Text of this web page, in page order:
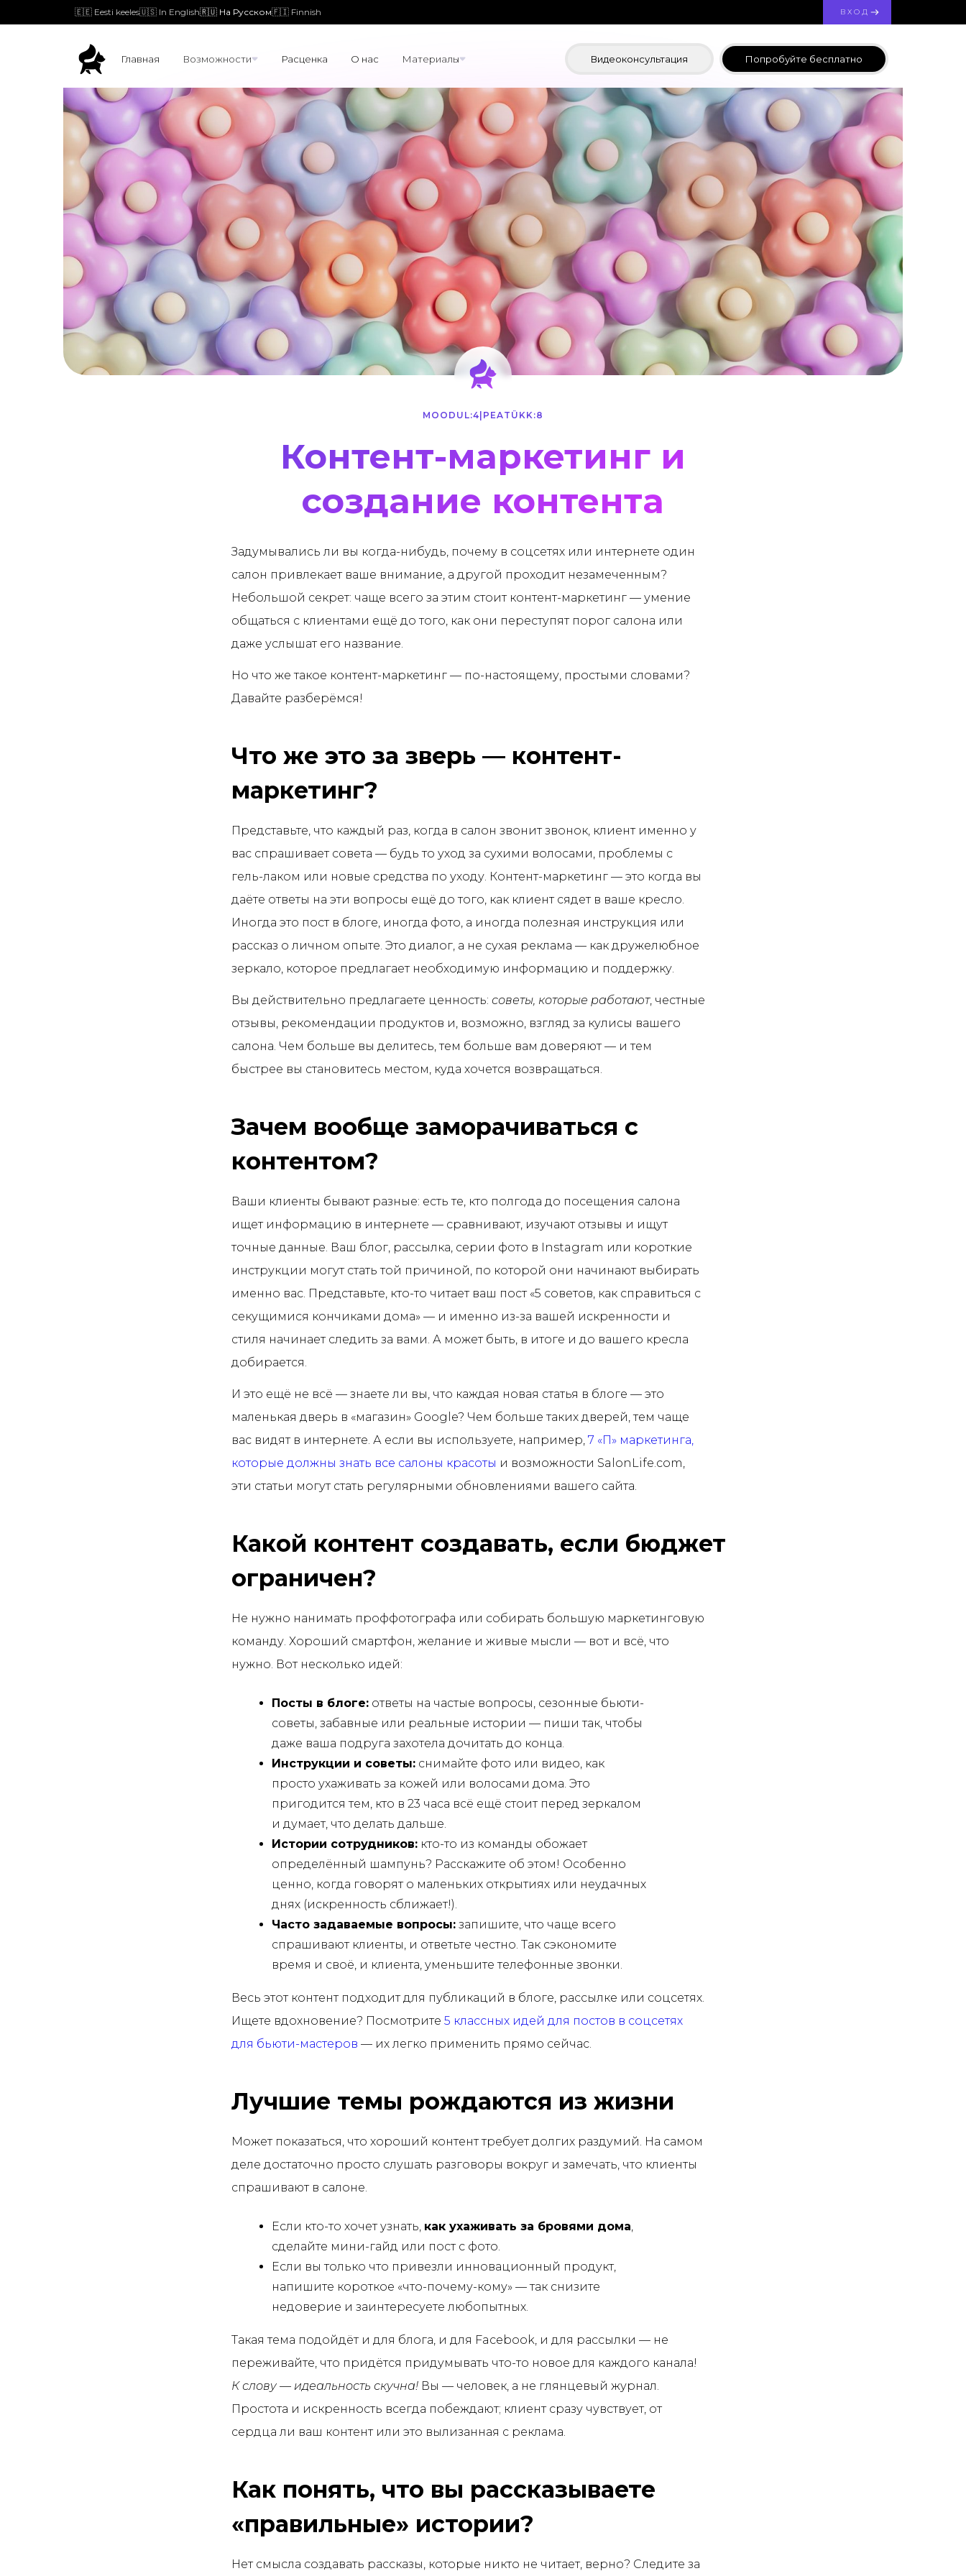
🇪🇪 Eesti keeles🇺🇸 In English🇷🇺 На Русском🇫🇮 Finnish ВХОД
Главная Возможности Расценка О нас Материалы Видеоконсультация Попробуйте бесплатно
MOODUL:4 PEATÜKK:8
Контент-маркетинг и
создание контента
Задумывались ли вы когда-нибудь, почему в соцсетях или интернете один
салон привлекает ваше внимание, а другой проходит незамеченным?
Небольшой секрет: чаще всего за этим стоит контент-маркетинг — умение
общаться с клиентами ещё до того, как они переступят порог салона или
даже услышат его название.
Но что же такое контент-маркетинг — по-настоящему, простыми словами?
Давайте разберёмся!
Что же это за зверь — контент-
маркетинг?
Представьте, что каждый раз, когда в салон звонит звонок, клиент именно у
вас спрашивает совета — будь то уход за сухими волосами, проблемы с
гель-лаком или новые средства по уходу. Контент-маркетинг — это когда вы
даёте ответы на эти вопросы ещё до того, как клиент сядет в ваше кресло.
Иногда это пост в блоге, иногда фото, а иногда полезная инструкция или
рассказ о личном опыте. Это диалог, а не сухая реклама — как дружелюбное
зеркало, которое предлагает необходимую информацию и поддержку.
Вы действительно предлагаете ценность: советы, которые работают, честные
отзывы, рекомендации продуктов и, возможно, взгляд за кулисы вашего
салона. Чем больше вы делитесь, тем больше вам доверяют — и тем
быстрее вы становитесь местом, куда хочется возвращаться.
Зачем вообще заморачиваться с
контентом?
Ваши клиенты бывают разные: есть те, кто полгода до посещения салона
ищет информацию в интернете — сравнивают, изучают отзывы и ищут
точные данные. Ваш блог, рассылка, серии фото в Instagram или короткие
инструкции могут стать той причиной, по которой они начинают выбирать
именно вас. Представьте, кто-то читает ваш пост «5 советов, как справиться с
секущимися кончиками дома» — и именно из-за вашей искренности и
стиля начинает следить за вами. А может быть, в итоге и до вашего кресла
добирается.
И это ещё не всё — знаете ли вы, что каждая новая статья в блоге — это
маленькая дверь в «магазин» Google? Чем больше таких дверей, тем чаще
вас видят в интернете. А если вы используете, например, 7 «П» маркетинга,
которые должны знать все салоны красоты и возможности SalonLife.com,
эти статьи могут стать регулярными обновлениями вашего сайта.
Какой контент создавать, если бюджет
ограничен?
Не нужно нанимать проффотографа или собирать большую маркетинговую
команду. Хороший смартфон, желание и живые мысли — вот и всё, что
нужно. Вот несколько идей:
Посты в блоге: ответы на частые вопросы, сезонные бьюти-
советы, забавные или реальные истории — пиши так, чтобы
даже ваша подруга захотела дочитать до конца.
Инструкции и советы: снимайте фото или видео, как
просто ухаживать за кожей или волосами дома. Это
пригодится тем, кто в 23 часа всё ещё стоит перед зеркалом
и думает, что делать дальше.
Истории сотрудников: кто-то из команды обожает
определённый шампунь? Расскажите об этом! Особенно
ценно, когда говорят о маленьких открытиях или неудачных
днях (искренность сближает!).
Часто задаваемые вопросы: запишите, что чаще всего
спрашивают клиенты, и ответьте честно. Так сэкономите
время и своё, и клиента, уменьшите телефонные звонки.
Весь этот контент подходит для публикаций в блоге, рассылке или соцсетях.
Ищете вдохновение? Посмотрите 5 классных идей для постов в соцсетях
для бьюти-мастеров — их легко применить прямо сейчас.
Лучшие темы рождаются из жизни
Может показаться, что хороший контент требует долгих раздумий. На самом
деле достаточно просто слушать разговоры вокруг и замечать, что клиенты
спрашивают в салоне.
Если кто-то хочет узнать, как ухаживать за бровями дома,
сделайте мини-гайд или пост с фото.
Если вы только что привезли инновационный продукт,
напишите короткое «что-почему-кому» — так снизите
недоверие и заинтересуете любопытных.
Такая тема подойдёт и для блога, и для Facebook, и для рассылки — не
переживайте, что придётся придумывать что-то новое для каждого канала!
К слову — идеальность скучна! Вы — человек, а не глянцевый журнал.
Простота и искренность всегда побеждают; клиент сразу чувствует, от
сердца ли ваш контент или это вылизанная с реклама.
Как понять, что вы рассказываете
«правильные» истории?
Нет смысла создавать рассказы, которые никто не читает, верно? Следите за